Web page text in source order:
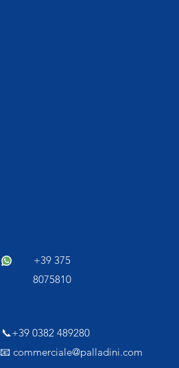
+39 375
8075810​
📞+39 0382 489280
📧 commerciale@palladini.com